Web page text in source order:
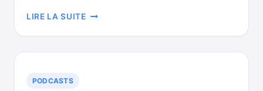
LIRE LA SUITEINTERVIEW
JOHN
BARRETT,
PODCASTS